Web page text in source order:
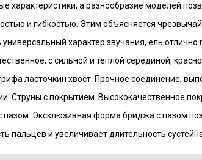
а разнообразие моделей
и гибкостью. Этим объясняется
универсальный характер звучания, ель
с сильной и теплой серединой,
ласточкин хвост. Прочное соединение,
Струны с покрытием. Высококачественное
Эксклюзивная форма бриджа с пазом
пальцев и увеличивает длительность